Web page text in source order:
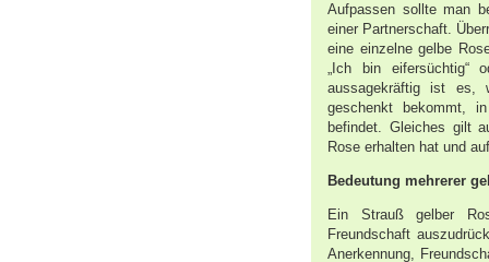
Aufpassen sollte man
einer Partnerschaft.
eine einzelne gelbe
„Ich bin eifersüchtig“
aussagekräftig ist es,
geschenkt bekommt,
befindet. Gleiches gilt
Rose erhalten hat und
Bedeutung mehrerer
Ein Strauß gelber
Freundschaft
Anerkennung,